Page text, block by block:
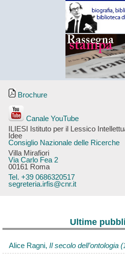
Brochure
Canale YouTube
ILIESI Istituto per il Lessico
Idee
Consiglio Nazionale delle Ricerche
Villa Mirafiori
Via Carlo Fea 2
00161 Roma
Tel. +39 0686320517
segreteria.irfis@cnr.it
Ultime
Alice Ragni, Il secolo dell’ontologia